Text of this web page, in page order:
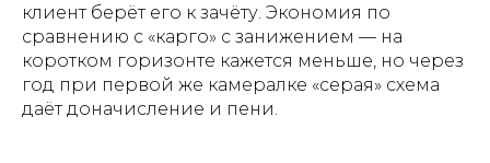
клиент берёт его к зачёту. Экономия по
сравнению с «карго» с занижением — на
коротком горизонте кажется меньше, но через
год при первой же камералке «серая» схема
даёт доначисление и пени.